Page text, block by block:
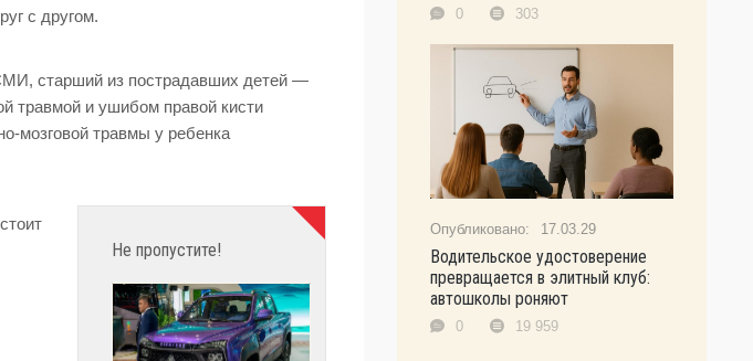
с другом.
старший из пострадавших детей —
травмой и ушибом правой кисти
мозговой травмы у ребенка
Не пропустите!
0 303
17.03.29
Водительское удостоверение
превращается в элитный клуб:
автошколы роняют
0 19 959